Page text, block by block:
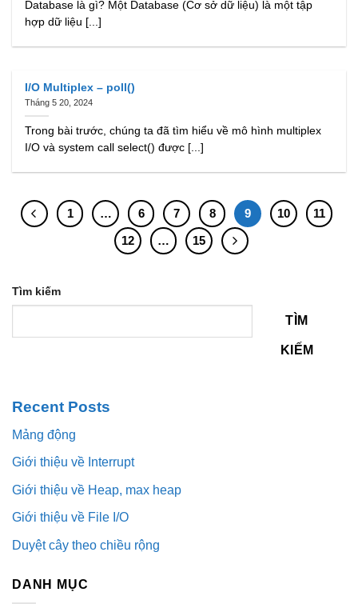
Database là gì? Một Database (Cơ sở dữ liệu) là một tập
hợp dữ liệu [...]
I/O Multiplex – poll()
Tháng 5 20, 2024
Trong bài trước, chúng ta đã tìm hiểu về mô hình multiplex
I/O và system call select() được [...]
1 … 6 7 8 9 10
11
12
… 15
Tìm kiếm
TÌM
KIẾM
Recent Posts
Mảng động
Giới thiệu về Interrupt
Giới thiệu về Heap, max heap
Giới thiệu về File I/O
Duyệt cây theo chiều rộng
DANH MỤC